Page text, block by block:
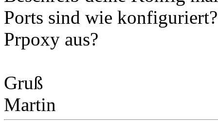
Ports sind wie
Prpoxy aus?
Gruß
Martin